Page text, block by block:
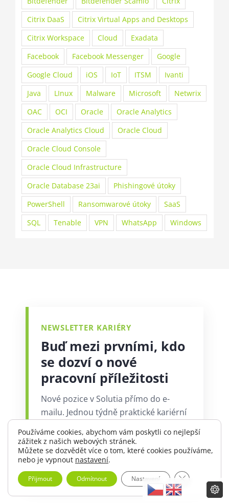
Citrix DaaS
Citrix Virtual Apps and Desktops
Citrix Workspace
Cloud
Exadata
Facebook
Facebook Messenger
Google
Google Cloud
iOS IoT ITSM
Ivanti
Java
LInux Malware Microsoft
Netwrix
OAC
OCI Oracle
Oracle Analytics
Oracle Analytics Cloud
Oracle Cloud
Oracle Cloud Console
Oracle Cloud Infrastructure
Oracle Database 23ai
Phishingové útoky
PowerShell
Ransomwarové útoky
SaaS
SQL
Tenable VPN WhatsApp Windows
NEWSLETTER KARIÉRY
Buď mezi prvními, kdo
se dozví o nové
pracovní příležitosti
Nové pozice v Solutia přímo do e-
mailu. Jednou týdně praktické kariérní
se odhlásit.
Přihlásit se k odběru
Používáme cookies, abychom vám poskytli co nejlepší
zážitek z našich webových stránek.
Můžete se dozvědět více o tom, které cookies používáme,
nebo je vypnout nastavení.
Přijmout Odmítnout Nastavení Zavřít cookie